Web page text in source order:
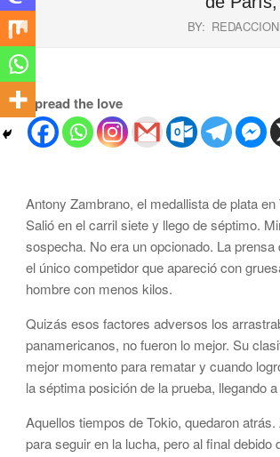
BY: REDACCION
Spread the love
Antony Zambrano, el medallista de plata
Salió en el carril siete y llego de séptimo.
sospecha. No era un opcionado. La
el único competidor que apareció con
hombre con menos kilos.
Quizás esos factores adversos los
panamericanos, no fueron lo mejor. Su
mejor momento para rematar y cuando
la séptima posición de la prueba, llegando
Aquellos tiempos de Tokio, quedaron
para seguir en la lucha, pero al final